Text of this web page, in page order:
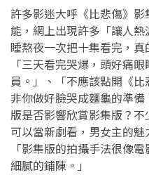
許多影迷大呼《比悲傷》
能，網上出現許多「讓人
睡熬夜一次把十集看完，真
「三天看完哭爆，頭好痛
員。」、「不應該點開《
非你做好臉哭成麵龜的準
版是否影響欣賞影集版？
可以當新劇看，男女主的
「影集版的拍攝手法很像
細膩的鋪陳。」